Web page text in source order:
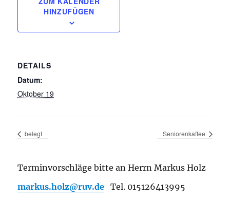
HINZUFÜGEN
DETAILS
Datum:
Oktober 19
belegt Seniorenkaffee
Terminvorschläge bitte an Herrn Markus Holz
markus.holz@ruv.de Tel. 015126413995